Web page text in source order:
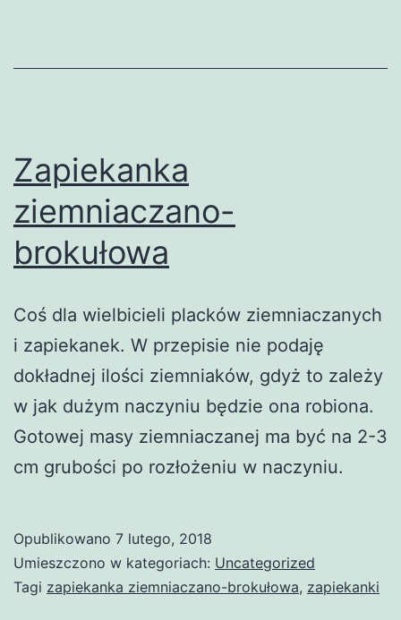
Zapiekanka
ziemniaczano-
brokułowa
Coś dla wielbicieli placków ziemniaczanych
i zapiekanek. W przepisie nie podaję
dokładnej ilości ziemniaków, gdyż to zależy
w jak dużym naczyniu będzie ona robiona.
Gotowej masy ziemniaczanej ma być na 2-3
cm grubości po rozłożeniu w naczyniu.
Opublikowano 7 lutego, 2018
Umieszczono w kategoriach: Uncategorized
Tagi zapiekanka ziemniaczano-brokułowa, zapiekanki